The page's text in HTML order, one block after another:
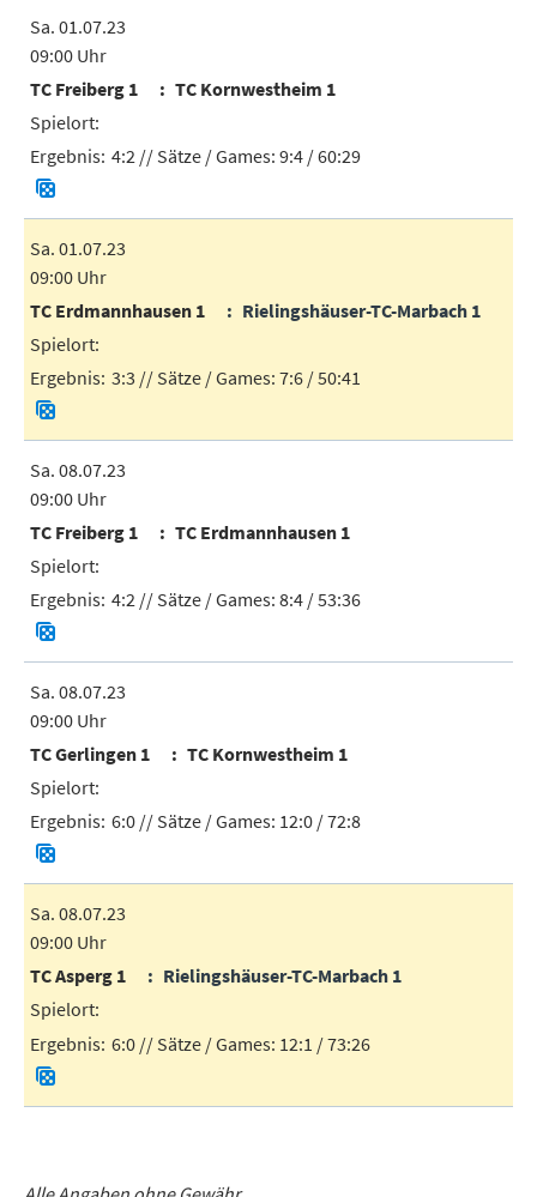
Sa. 01.07.23
09:00 Uhr
TC Freiberg 1
TC Kornwestheim 1
4:2 // Sätze / Games: 9:4 / 60:29
Sa. 01.07.23
09:00 Uhr
TC Erdmannhausen 1
Rielingshäuser-TC-Marbach 1
3:3 // Sätze / Games: 7:6 / 50:41
Sa. 08.07.23
09:00 Uhr
TC Freiberg 1
TC Erdmannhausen 1
4:2 // Sätze / Games: 8:4 / 53:36
Sa. 08.07.23
09:00 Uhr
TC Gerlingen 1
TC Kornwestheim 1
6:0 // Sätze / Games: 12:0 / 72:8
Sa. 08.07.23
09:00 Uhr
TC Asperg 1
Rielingshäuser-TC-Marbach 1
6:0 // Sätze / Games: 12:1 / 73:26